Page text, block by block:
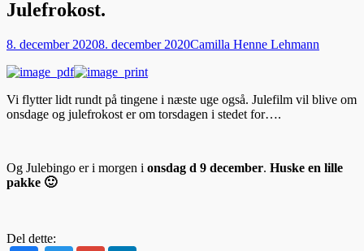
Julefrokost.
Udgivet
8. december 20208. december 2020Forfatter
Camilla Henne Lehmann
Vi flytter lidt rundt på tingene i næste uge også. Julefilm vil blive om
onsdage og julefrokost er om torsdagen i stedet for….
Og Julebingo er i morgen i onsdag d 9 december. Huske en lille
pakke 🙂
Del dette: